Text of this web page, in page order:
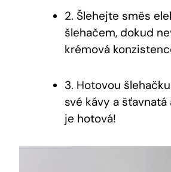
2. Šlehejte směs
šlehačem, dokud
krémová
3. Hotovou
své kávy a šťavnatá
je hotová!